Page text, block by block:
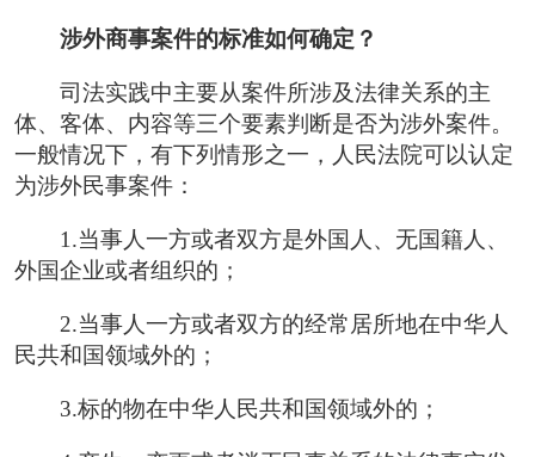
涉外商事案件的标准如何确定？
司法实践中主要从案件所涉及法律关系的主
体、客体、内容等三个要素判断是否为涉外案件。
一般情况下，有下列情形之一，人民法院可以认定
为涉外民事案件：
1.当事人一方或者双方是外国人、无国籍人、
外国企业或者组织的；
2.当事人一方或者双方的经常居所地在中华人
民共和国领域外的；
3.标的物在中华人民共和国领域外的；